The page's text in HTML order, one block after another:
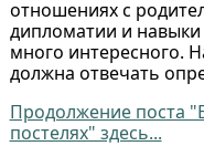
отношениях с
дипломатии и
много интересного.
должна отвечать
Продолжение поста
постелях" здесь...